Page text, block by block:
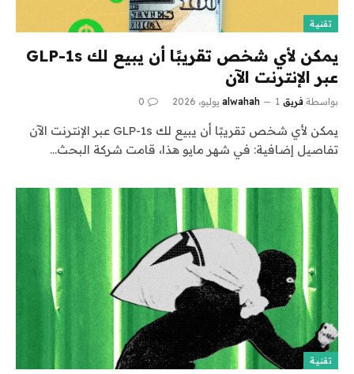
تقنية
يمكن لأي شخص تقريبًا أن يبيع لك GLP-1s
عبر الإنترنت الآن
بواسطة فريق alwahah 1 يوليو، 2026 0
يمكن لأي شخص تقريبًا أن يبيع لك GLP-1s عبر الإنترنت الآن
تفاصيل إضافية: في شهر مايو هذا، قامت شركة البحث…
تقنية